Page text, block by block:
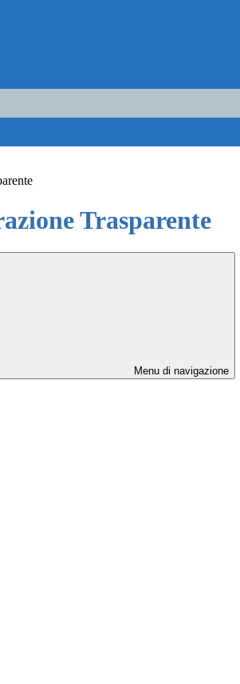
Trasparente
Menu di navigazione